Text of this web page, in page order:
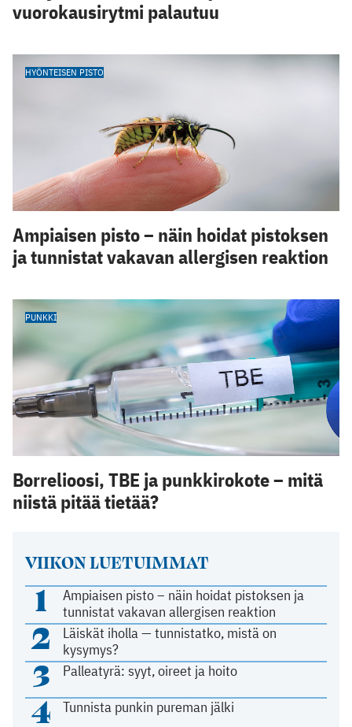
VIIKON LUETUIMMAT
1
Ampiaisen pisto – näin hoidat pistoksen ja
tunnistat vakavan allergisen reaktion
2
Läiskät iholla — tunnistatko, mistä on
kysymys?
3 Palleatyrä: syyt, oireet ja hoito
4 Tunnista punkin pureman jälki
vuorokausirytmi palautuu
HYÖNTEISEN PISTO
Ampiaisen pisto – näin hoidat pistoksen
ja tunnistat vakavan allergisen reaktion
PUNKKI
Borrelioosi, TBE ja punkkirokote – mitä
niistä pitää tietää?